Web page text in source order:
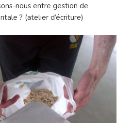
nous entre gestion de
? (atelier d’écriture)